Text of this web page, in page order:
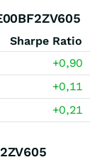
Sharpe Ratio
+0,90
+0,11
+0,21